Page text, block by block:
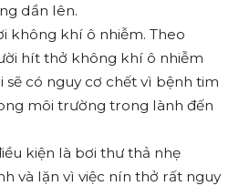
dần lên.
không khí ô nhiễm. Theo
hít thở không khí ô nhiễm
có nguy cơ chết vì bệnh tim
môi trường trong lành đến
kiện là bơi thư thả nhẹ
và lặn vì việc nín thở rất nguy